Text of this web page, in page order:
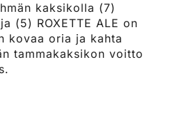
kaksikolla (7)
(5) ROXETTE ALE on
kovaa oria ja kahta
tammakaksikon voitto